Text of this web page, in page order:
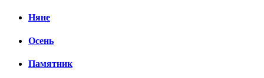
Няне
Осень
Памятник